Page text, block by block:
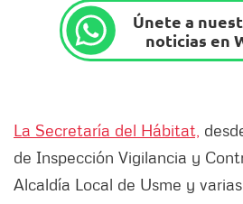
Únete a
noticias en
La Secretaría del Hábitat,
de Inspección Vigilancia y
Alcaldía Local de Usme y